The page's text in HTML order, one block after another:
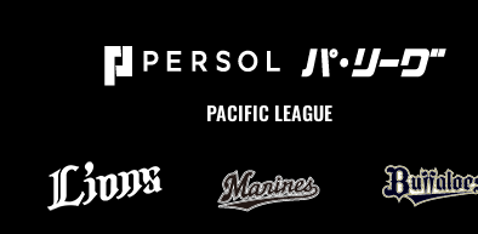
PACIFIC LEAGUE